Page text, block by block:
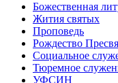
Божественная
Жития святых
Проповедь
Рождество
Социальное
Тюремное
УФСИН